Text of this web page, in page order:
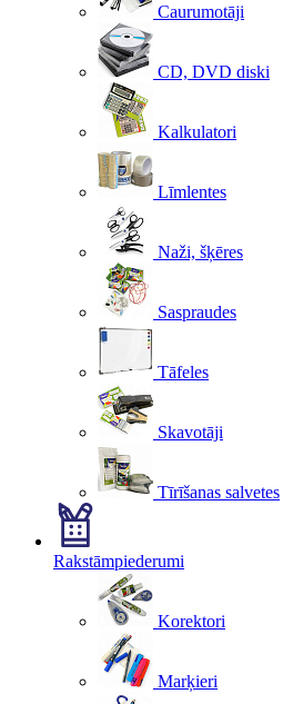
Caurumotāji
CD, DVD diski
Kalkulatori
Līmlentes
Naži, šķēres
Saspraudes
Tāfeles
Skavotāji
Tīrīšanas salvetes
Rakstāmpiederumi
Korektori
Marķieri